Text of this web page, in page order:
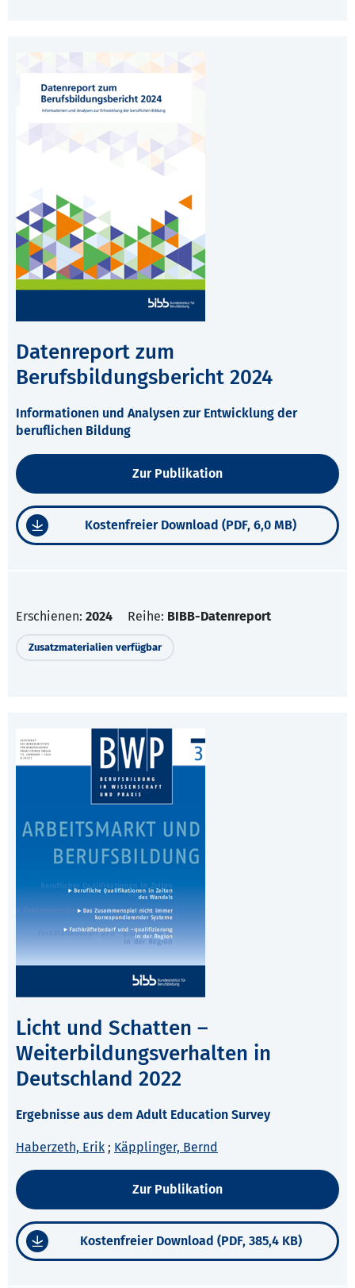
Datenreport zum
Berufsbildungsbericht 2024
Informationen und Analysen zur Entwicklung der
beruflichen Bildung
Zur Publikation
Kostenfreier Download (PDF, 6,0 MB)
Erschienen: 2024 Reihe: BIBB-Datenreport
Zusatzmaterialien verfügbar
Licht und Schatten –
Weiterbildungsverhalten in
Deutschland 2022
Ergebnisse aus dem Adult Education Survey
Haberzeth, Erik ; Käpplinger, Bernd
Zur Publikation
Kostenfreier Download (PDF, 385,4 KB)